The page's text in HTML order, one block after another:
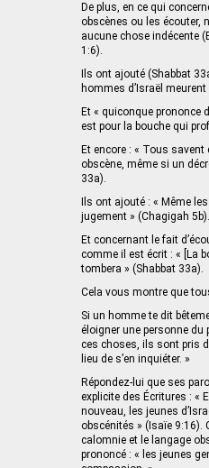
De plus, en ce qui
obscènes ou les écouter,
aucune chose indécente
1:6).
Ils ont ajouté (Shabbat
hommes d’Israël
Et « quiconque prononce
est pour la bouche qui
Et encore : « Tous
obscène, même si un
33a).
Ils ont ajouté : « Même
jugement » (Chagigah 5b).
Et concernant le fait
comme il est écrit : « [La
tombera » (Shabbat 33a).
Cela vous montre que
Si un homme te dit
éloigner une personne du
ces choses, ils sont pris
lieu de s’en inquiéter. »
Répondez-lui que ses
explicite des Écritures : «
nouveau, les jeunes
obscénités » (Isaïe 9:16).
calomnie et le langage
prononcé : « les jeunes